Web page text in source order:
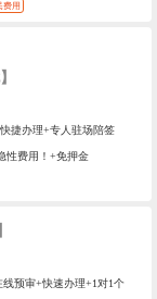
费用
捷办理+专人驻场陪签
性费用！+免押金
线预审+快速办理+1对1个